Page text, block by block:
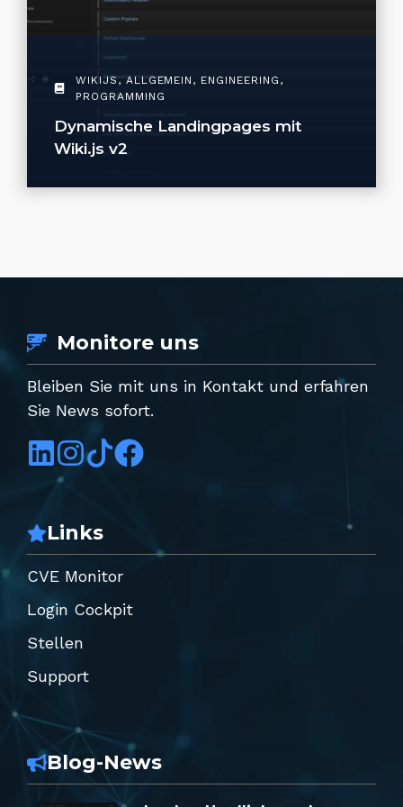
WIKIJS,ALLGEMEIN , ENGINEERING ,
PROGRAMMING
Dynamische Landingpages mit
Wiki.js v2
Monitore uns
Bleiben Sie mit uns in Kontakt und erfahren
Sie News sofort.
Links
CVE Monitor
Login Cockpit
Stellen
Support
Blog-News